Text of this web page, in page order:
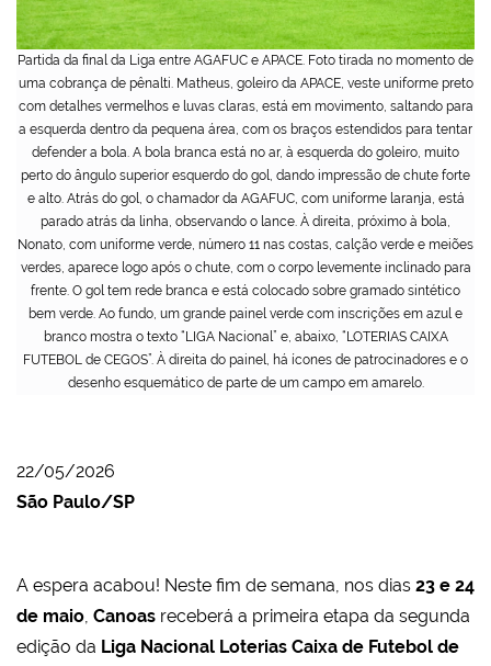
Partida da final da Liga entre AGAFUC e APACE. Foto tirada no momento de
uma cobrança de pênalti. Matheus, goleiro da APACE, veste uniforme preto
com detalhes vermelhos e luvas claras, está em movimento, saltando para
a esquerda dentro da pequena área, com os braços estendidos para tentar
defender a bola. A bola branca está no ar, à esquerda do goleiro, muito
perto do ângulo superior esquerdo do gol, dando impressão de chute forte
e alto. Atrás do gol, o chamador da AGAFUC, com uniforme laranja, está
parado atrás da linha, observando o lance. À direita, próximo à bola,
Nonato, com uniforme verde, número 11 nas costas, calção verde e meiões
verdes, aparece logo após o chute, com o corpo levemente inclinado para
frente. O gol tem rede branca e está colocado sobre gramado sintético
bem verde. Ao fundo, um grande painel verde com inscrições em azul e
branco mostra o texto “LIGA Nacional” e, abaixo, “LOTERIAS CAIXA
FUTEBOL de CEGOS”. À direita do painel, há ícones de patrocinadores e o
desenho esquemático de parte de um campo em amarelo.
22/05/2026
São Paulo/SP
A espera acabou! Neste fim de semana, nos dias 23 e 24
de maio, Canoas receberá a primeira etapa da segunda
edição da Liga Nacional Loterias Caixa de Futebol de